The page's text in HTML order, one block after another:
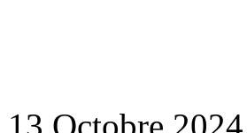
Octobre 2024